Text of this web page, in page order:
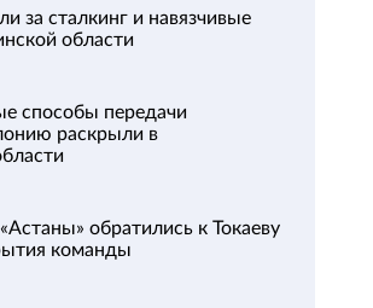
за сталкинг и навязчивые
области
способы передачи
раскрыли в
обратились к Токаеву
команды